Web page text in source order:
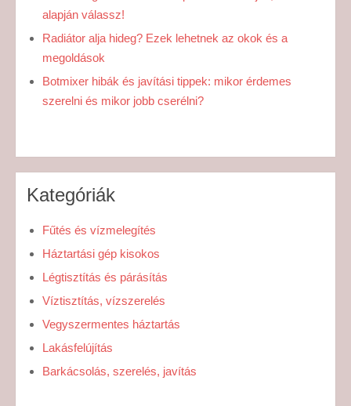
alapján válassz!
Radiátor alja hideg? Ezek lehetnek az okok és a
megoldások
Botmixer hibák és javítási tippek: mikor érdemes
szerelni és mikor jobb cserélni?
Kategóriák
Fűtés és vízmelegítés
Háztartási gép kisokos
Légtisztítás és párásítás
Víztisztítás, vízszerelés
Vegyszermentes háztartás
Lakásfelújítás
Barkácsolás, szerelés, javítás